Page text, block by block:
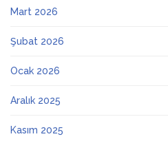
Mart 2026
Şubat 2026
Ocak 2026
Aralık 2025
Kasım 2025